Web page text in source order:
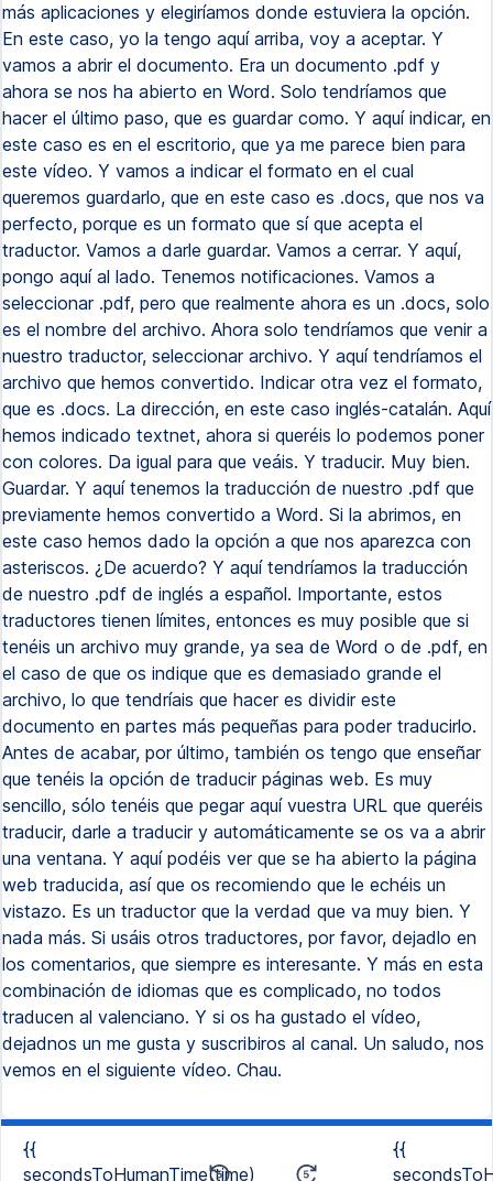
más aplicaciones y elegiríamos donde estuviera la opción.
En este caso, yo la tengo aquí arriba, voy a aceptar. Y
vamos a abrir el documento. Era un documento .pdf y
ahora se nos ha abierto en Word. Solo tendríamos que
hacer el último paso, que es guardar como. Y aquí indicar, en
este caso es en el escritorio, que ya me parece bien para
este vídeo. Y vamos a indicar el formato en el cual
queremos guardarlo, que en este caso es .docs, que nos va
perfecto, porque es un formato que sí que acepta el
traductor. Vamos a darle guardar. Vamos a cerrar. Y aquí,
pongo aquí al lado. Tenemos notificaciones. Vamos a
seleccionar .pdf, pero que realmente ahora es un .docs, solo
es el nombre del archivo. Ahora solo tendríamos que venir a
nuestro traductor, seleccionar archivo. Y aquí tendríamos el
archivo que hemos convertido. Indicar otra vez el formato,
que es .docs. La dirección, en este caso inglés-catalán. Aquí
hemos indicado textnet, ahora si queréis lo podemos poner
con colores. Da igual para que veáis. Y traducir. Muy bien.
Guardar. Y aquí tenemos la traducción de nuestro .pdf que
previamente hemos convertido a Word. Si la abrimos, en
este caso hemos dado la opción a que nos aparezca con
asteriscos. ¿De acuerdo? Y aquí tendríamos la traducción
de nuestro .pdf de inglés a español. Importante, estos
traductores tienen límites, entonces es muy posible que si
tenéis un archivo muy grande, ya sea de Word o de .pdf, en
el caso de que os indique que es demasiado grande el
archivo, lo que tendríais que hacer es dividir este
documento en partes más pequeñas para poder traducirlo.
Antes de acabar, por último, también os tengo que enseñar
que tenéis la opción de traducir páginas web. Es muy
sencillo, sólo tenéis que pegar aquí vuestra URL que queréis
traducir, darle a traducir y automáticamente se os va a abrir
una ventana. Y aquí podéis ver que se ha abierto la página
web traducida, así que os recomiendo que le echéis un
vistazo. Es un traductor que la verdad que va muy bien. Y
nada más. Si usáis otros traductores, por favor, dejadlo en
los comentarios, que siempre es interesante. Y más en esta
combinación de idiomas que es complicado, no todos
traducen al valenciano. Y si os ha gustado el vídeo,
dejadnos un me gusta y suscribiros al canal. Un saludo, nos
vemos en el siguiente vídeo. Chau.
{{
secondsToHumanTime(time)
{{